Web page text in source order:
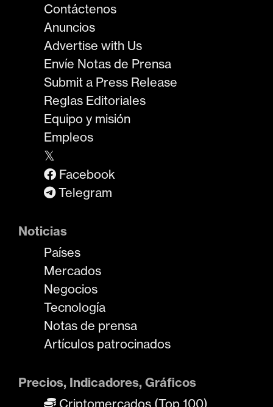
Contáctenos
Anuncios
Advertise with Us
Envíe Notas de Prensa
Submit a Press Release
Reglas Editoriales
Equipo y misión
Empleos
𝕏
Facebook
Telegram
Noticias
Países
Mercados
Negocios
Tecnología
Notas de prensa
Artículos patrocinados
Precios, Indicadores, Gráficos
Criptomercados (Top 100)